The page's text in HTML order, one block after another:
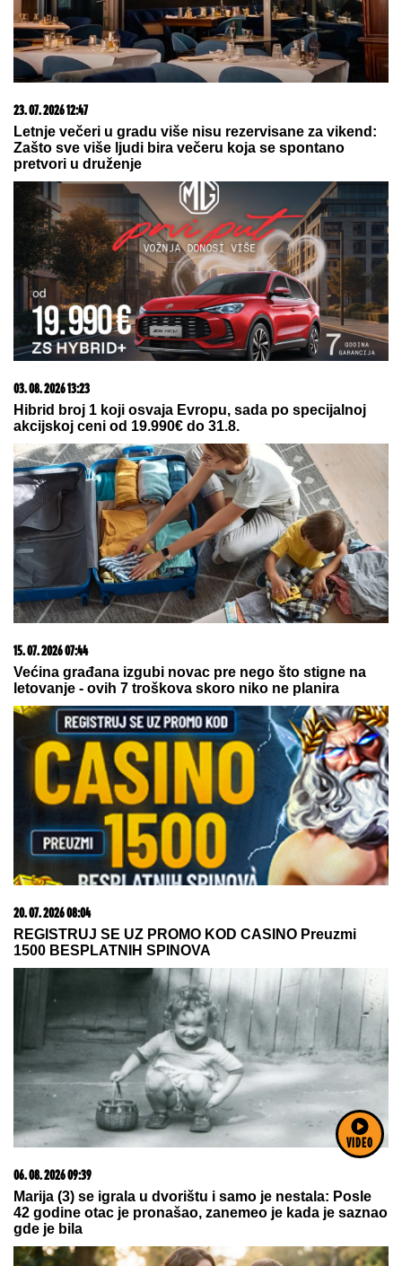
VIDEO
06. 08. 2026 06:38
Da li je genetika zaslužna za rađanje blizanaca? Istina o
naslednim faktorima i blizanačkoj trudnoći
06. 08. 2026 20:32
Partizan - Tobol: Sada je sve čisto, Zubairu duplirao
prednost crno-belih! - 2:0
23. 07. 2026 12:47
Letnje večeri u gradu više nisu rezervisane za vikend:
Zašto sve više ljudi bira večeru koja se spontano
pretvori u druženje
Hibrid broj 1 koji osvaja Evropu, sada po specijalnoj
akcijskoj ceni od 19.990€ do 31.8.
15. 07. 2026 07:44